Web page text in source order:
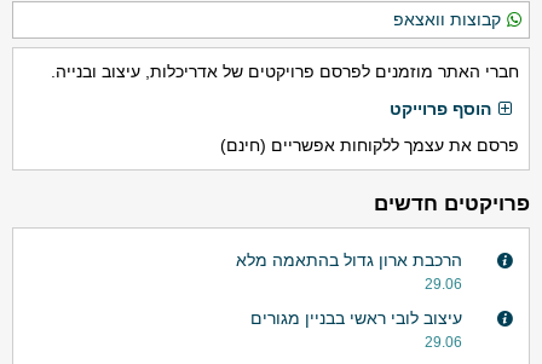
קבוצות וואצאפ
חברי האתר מוזמנים לפרסם פרויקטים של אדריכלות, עיצוב ובנייה.
הוסף פרוייקט
פרסם את עצמך ללקוחות אפשריים (חינם)
פרויקטים חדשים
הרכבת ארון גדול בהתאמה מלא
29.06
עיצוב לובי ראשי בבניין מגורים
29.06